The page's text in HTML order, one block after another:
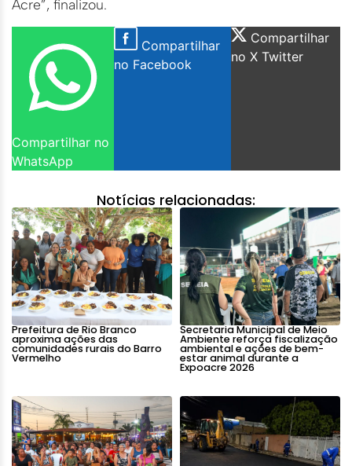
Acre”, finalizou.
Compartilhar no
WhatsApp
Compartilhar
no Facebook
Compartilhar
no X Twitter
Notícias relacionadas:
Prefeitura de Rio Branco
aproxima ações das
comunidades rurais do Barro
Vermelho
Secretaria Municipal de Meio
Ambiente reforça fiscalização
ambiental e ações de bem-
estar animal durante a
Expoacre 2026